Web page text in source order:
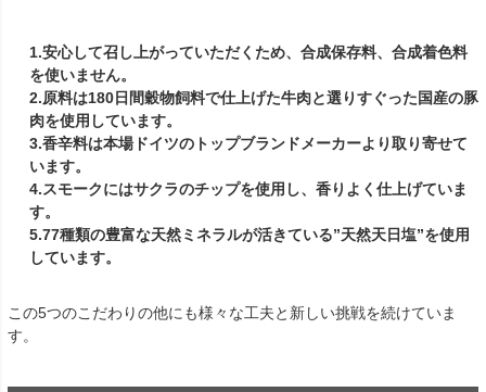
1.安心して召し上がっていただくため、合成保存料、合成着色料
を使いません。
2.原料は180日間穀物飼料で仕上げた牛肉と選りすぐった国産の豚
肉を使用しています。
3.香辛料は本場ドイツのトップブランドメーカーより取り寄せて
います。
4.スモークにはサクラのチップを使用し、香りよく仕上げていま
す。
5.77種類の豊富な天然ミネラルが活きている”天然天日塩”を使用
しています。
この5つのこだわりの他にも様々な工夫と新しい挑戦を続けていま
す。